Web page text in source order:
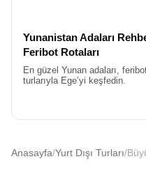
Yunanistan Adaları
Feribot Rotaları
En güzel Yunan adaları,
turlarıyla Ege’yi keşfedin.
Anasayfa/Yurt Dışı Turları/